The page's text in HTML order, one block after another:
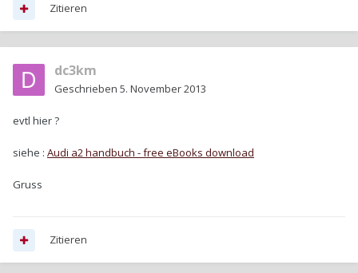
Zitieren
dc3km
Geschrieben 5. November 2013
evtl hier ?
siehe : Audi a2 handbuch - free eBooks download
Gruss
Zitieren